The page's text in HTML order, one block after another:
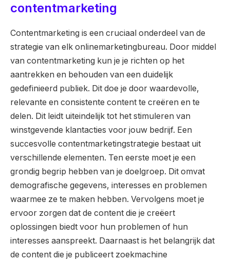
contentmarketing
Contentmarketing is een cruciaal onderdeel van de
strategie van elk onlinemarketingbureau. Door middel
van contentmarketing kun je je richten op het
aantrekken en behouden van een duidelijk
gedefinieerd publiek. Dit doe je door waardevolle,
relevante en consistente content te creëren en te
delen. Dit leidt uiteindelijk tot het stimuleren van
winstgevende klantacties voor jouw bedrijf. Een
succesvolle contentmarketingstrategie bestaat uit
verschillende elementen. Ten eerste moet je een
grondig begrip hebben van je doelgroep. Dit omvat
demografische gegevens, interesses en problemen
waarmee ze te maken hebben. Vervolgens moet je
ervoor zorgen dat de content die je creëert
oplossingen biedt voor hun problemen of hun
interesses aanspreekt. Daarnaast is het belangrijk dat
de content die je publiceert zoekmachine